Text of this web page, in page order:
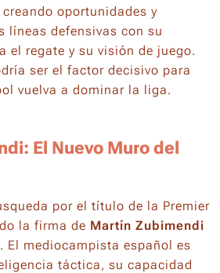
oportunidades y
líneas defensivas con su
el regate y su visión de juego.
ser el factor decisivo para
vuelva a dominar la liga.
El Nuevo Muro del
por el título de la Premier
la firma de Martín Zubimendi
El mediocampista español es
táctica, su capacidad